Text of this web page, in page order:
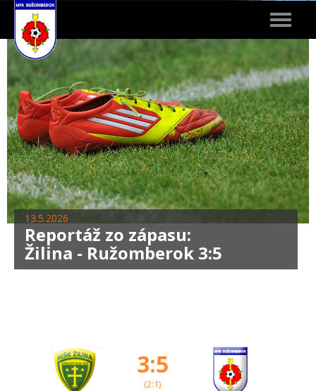
Toggle
13.5.2026
Reportáž zo zápasu:
Žilina - Ružomberok 3:5
3:5
(2:1)